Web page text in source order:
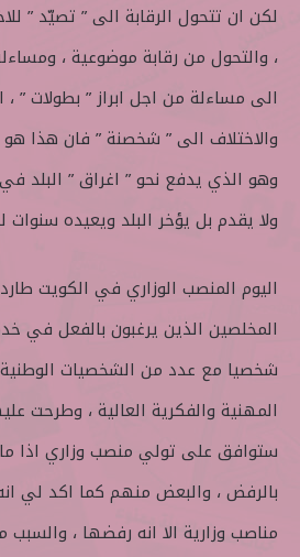
لكن ان تتحول الرقابة الى ” تصيّد ”
، والتحول من رقابة موضوعية ،
الى مساءلة من اجل ابراز ” بطولات ” ،
والاختلاف الى ” شخصنة ” فان هذا هو
وهو الذي يدفع نحو ” اغراق ” البلد
ولا يقدم بل يؤخر البلد ويعيده سنوات
اليوم المنصب الوزاري في الكويت
المخلصين الذين يرغبون بالفعل في
شخصيا مع عدد من الشخصيات الوطنية
المهنية والفكرية العالية ، وطرحت
ستوافق على تولي منصب وزاري اذا
بالرفض ، والبعض منهم كما اكد لي
مناصب وزارية الا انه رفضها ،